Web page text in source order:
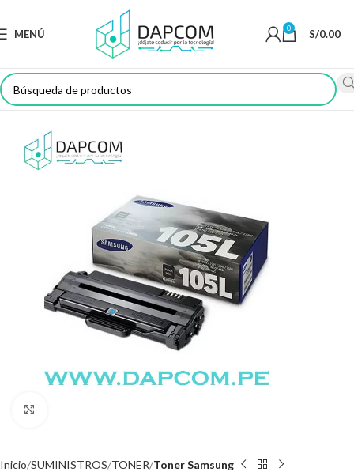
MENÚ 0 S/0.00
Inicio SUMINISTROS TONER Toner Samsung